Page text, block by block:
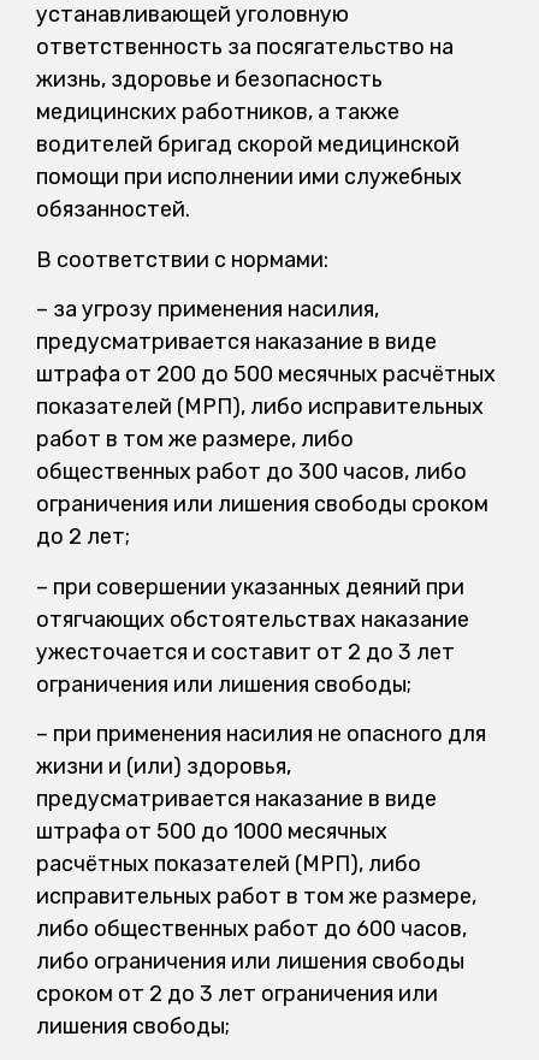
устанавливающей уголовную
ответственность за посягательство на
жизнь, здоровье и безопасность
медицинских работников, а также
водителей бригад скорой медицинской
помощи при исполнении ими служебных
обязанностей.
В соответствии с нормами:
– за угрозу применения насилия,
предусматривается наказание в виде
штрафа от 200 до 500 месячных расчётных
показателей (МРП), либо исправительных
работ в том же размере, либо
общественных работ до 300 часов, либо
ограничения или лишения свободы сроком
до 2 лет;
– при совершении указанных деяний при
отягчающих обстоятельствах наказание
ужесточается и составит от 2 до 3 лет
ограничения или лишения свободы;
– при применения насилия не опасного для
жизни и (или) здоровья,
предусматривается наказание в виде
штрафа от 500 до 1000 месячных
расчётных показателей (МРП), либо
исправительных работ в том же размере,
либо общественных работ до 600 часов,
либо ограничения или лишения свободы
сроком от 2 до 3 лет ограничения или
лишения свободы;